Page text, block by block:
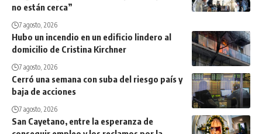
no están cerca”
7 agosto, 2026
Hubo un incendio en un edificio lindero al
domicilio de Cristina Kirchner
7 agosto, 2026
Cerró una semana con suba del riesgo país y
baja de acciones
7 agosto, 2026
San Cayetano, entre la esperanza de